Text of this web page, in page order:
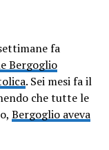
fa
Bergoglio
. Sei mesi fa il
che tutte le
Bergoglio aveva